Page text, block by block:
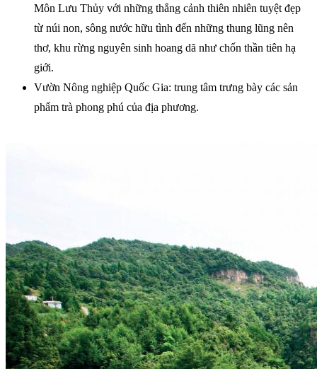
Môn Lưu Thủy với những thắng cảnh thiên nhiên tuyệt đẹp
từ núi non, sông nước hữu tình đến những thung lũng nên
thơ, khu rừng nguyên sinh hoang dã như chốn thần tiên hạ
giới.
Vườn Nông nghiệp Quốc Gia: trung tâm trưng bày các sản
phẩm trà phong phú của địa phương.